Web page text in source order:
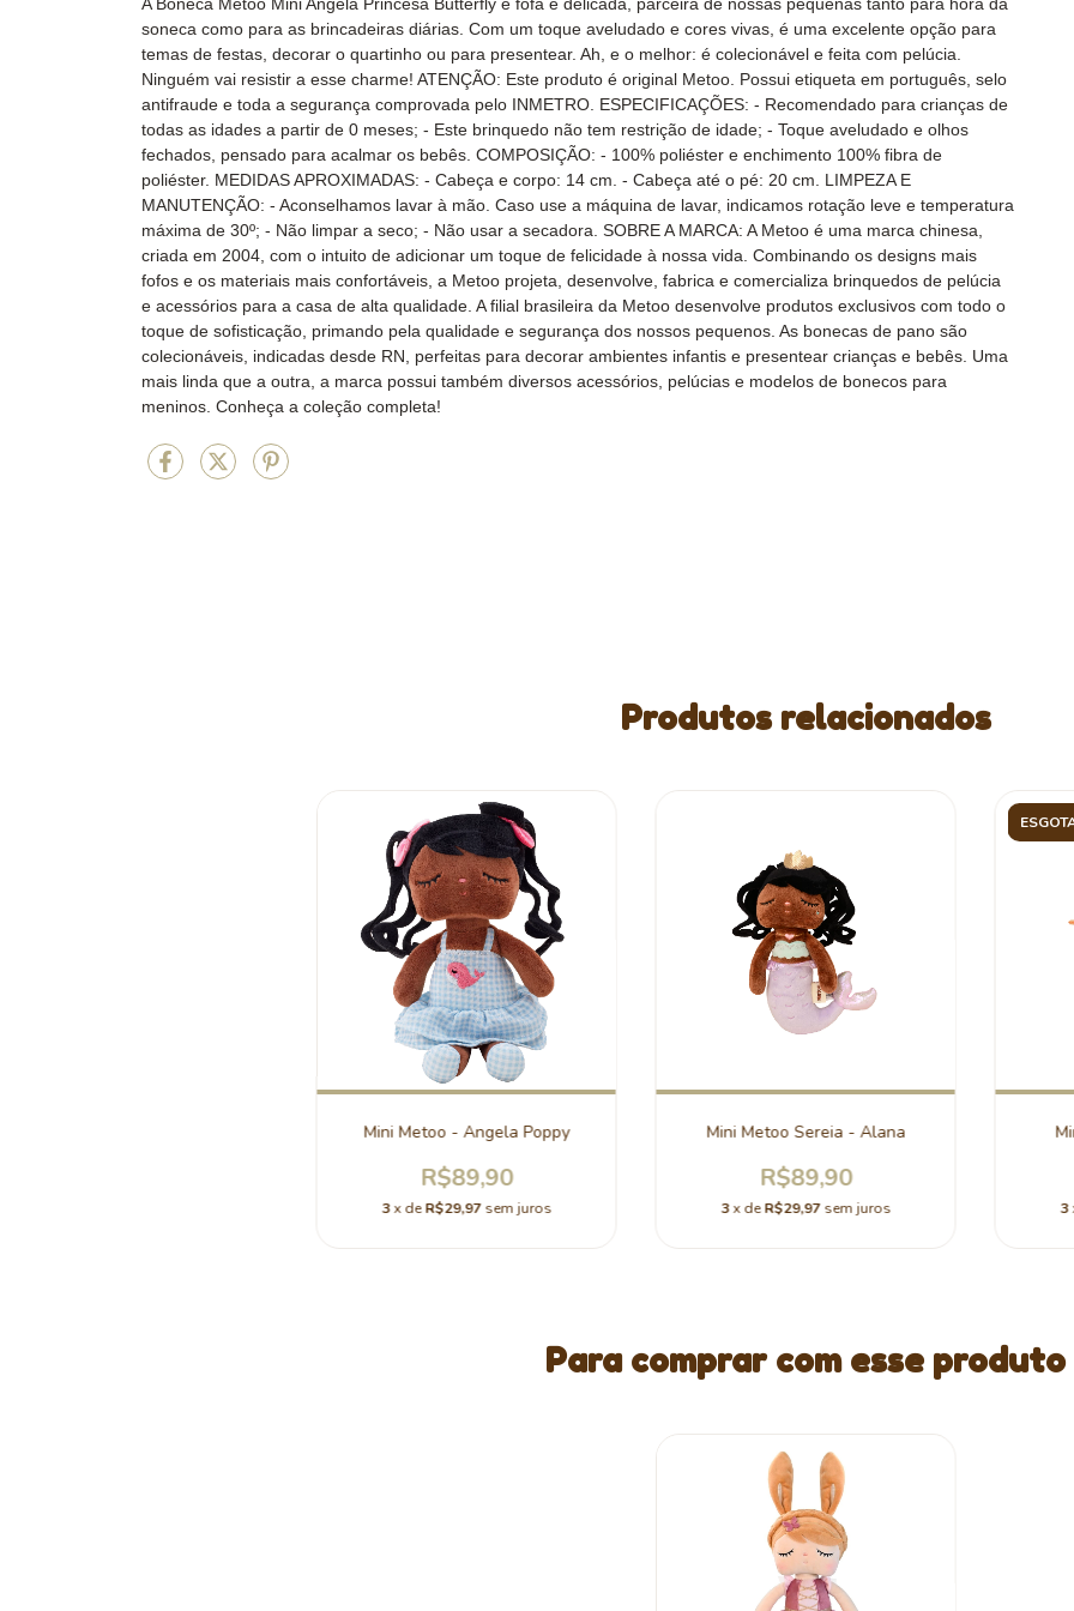
soneca como para as brincadeiras diárias. Com um toque aveludado e cores vivas, é uma excelente opção para
temas de festas, decorar o quartinho ou para presentear. Ah, e o melhor: é colecionável e feita com pelúcia.
Ninguém vai resistir a esse charme! ATENÇÃO: Este produto é original Metoo. Possui etiqueta em português, selo
antifraude e toda a segurança comprovada pelo INMETRO. ESPECIFICAÇÕES: - Recomendado para crianças de
todas as idades a partir de 0 meses; - Este brinquedo não tem restrição de idade; - Toque aveludado e olhos
fechados, pensado para acalmar os bebês. COMPOSIÇÃO: - 100% poliéster e enchimento 100% fibra de
poliéster. MEDIDAS APROXIMADAS: - Cabeça e corpo: 14 cm. - Cabeça até o pé: 20 cm. LIMPEZA E
MANUTENÇÃO: - Aconselhamos lavar à mão. Caso use a máquina de lavar, indicamos rotação leve e temperatura
máxima de 30º; - Não limpar a seco; - Não usar a secadora. SOBRE A MARCA: A Metoo é uma marca chinesa,
criada em 2004, com o intuito de adicionar um toque de felicidade à nossa vida. Combinando os designs mais
fofos e os materiais mais confortáveis, a Metoo projeta, desenvolve, fabrica e comercializa brinquedos de pelúcia
e acessórios para a casa de alta qualidade. A filial brasileira da Metoo desenvolve produtos exclusivos com todo o
toque de sofisticação, primando pela qualidade e segurança dos nossos pequenos. As bonecas de pano são
colecionáveis, indicadas desde RN, perfeitas para decorar ambientes infantis e presentear crianças e bebês. Uma
mais linda que a outra, a marca possui também diversos acessórios, pelúcias e modelos de bonecos para
meninos. Conheça a coleção completa!
Produtos relacionados
Mini Metoo - Angela Poppy
R$89,90
3x deR$29,97 sem juros
Mini Metoo Sereia - Alana
R$89,90
3x deR$29,97 sem juros 3
Para comprar com esse produto